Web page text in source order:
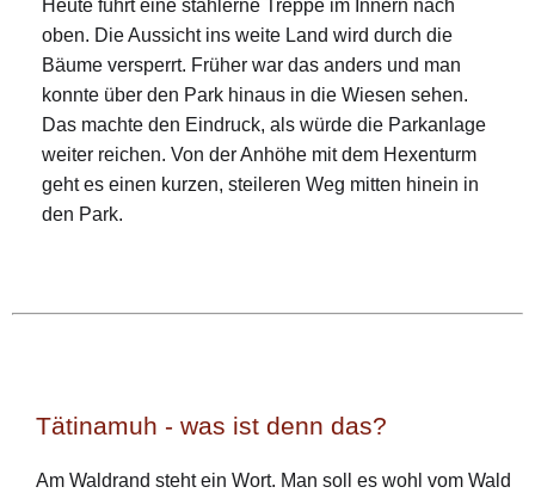
Heute führt eine stählerne Treppe im Innern nach
oben. Die Aussicht ins weite Land wird durch die
Bäume versperrt. Früher war das anders und man
konnte über den Park hinaus in die Wiesen sehen.
Das machte den Eindruck, als würde die Parkanlage
weiter reichen. Von der Anhöhe mit dem Hexenturm
geht es einen kurzen, steileren Weg mitten hinein in
den Park.
Tätinamuh - was ist denn das?
Am Waldrand steht ein Wort. Man soll es wohl vom Wald